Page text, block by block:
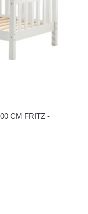
CM FRITZ -